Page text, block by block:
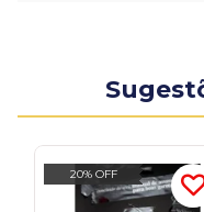
20% OFF